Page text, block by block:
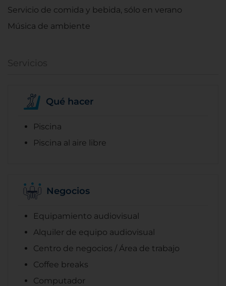
Servicio de comida y bebida, sólo en verano
Música de ambiente
Servicios
Qué hacer
Piscina
Piscina al aire libre
Negocios
Equipamiento audiovisual
Alquiler de equipo audiovisual
Centro de negocios / Área de trabajo
Coffee breaks
Computador